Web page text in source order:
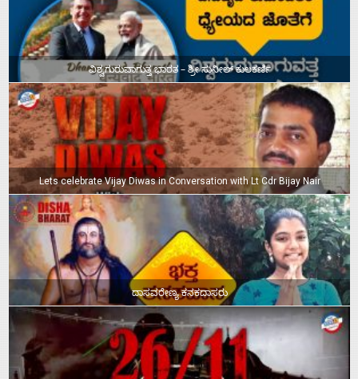
ವಿಶ್ವಗುರುವಾಗುತ್ತ ಭಾರತ – ಶ್ರೀ ಸುನೀಲ್‌ ಕುಲಕರ್ಣಿ
Lets celebrate Vijay Diwas in Conversation with Lt Cdr Bijay Nair
ದಾಸವರೇಣ್ಯ ಕನಕದಾಸರು